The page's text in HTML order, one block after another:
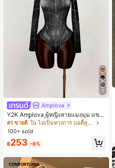
7
Amplova
Y2K Amplova ผู้หญิงลายแมงมุม แขน
ยาว คอตั้ง บอดี้สูท, สไตล์แฟชั่นดาร์ก
บอดี้สูทผู้หญิง บอดี้สูทฮาโลวีน บอดี้สูท
ลายใยแมงมุม
#1 ขายดี
ใน ไม่เป็นทางการ บอดี้สูทผู้หญิง
100+ sold
฿253 -6%